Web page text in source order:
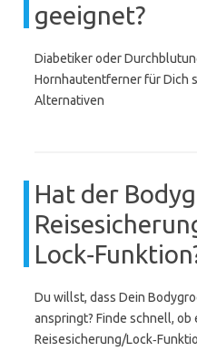
geeignet?
Diabetiker oder
Hornhautentferner für Dich
Alternativen
Hat der
Du willst, dass Dein
anspringt? Finde schnell, ob
Reisesicherung/